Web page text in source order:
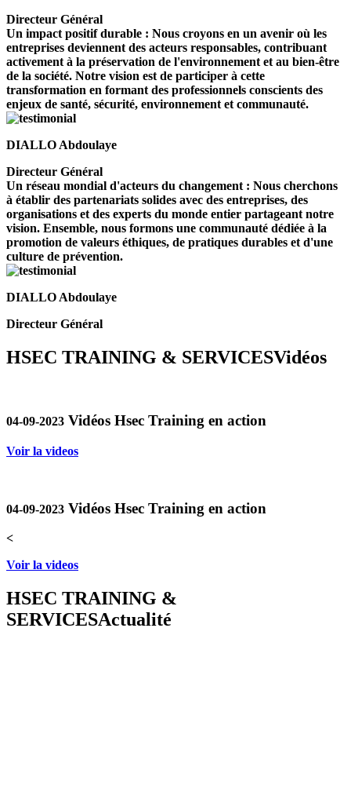
Directeur Général
Un impact positif durable : Nous croyons en un avenir où les
entreprises deviennent des acteurs responsables, contribuant
activement à la préservation de l'environnement et au bien-être
de la société. Notre vision est de participer à cette
transformation en formant des professionnels conscients des
enjeux de santé, sécurité, environnement et communauté.
DIALLO Abdoulaye
Directeur Général
Un réseau mondial d'acteurs du changement : Nous cherchons
à établir des partenariats solides avec des entreprises, des
organisations et des experts du monde entier partageant notre
vision. Ensemble, nous formons une communauté dédiée à la
promotion de valeurs éthiques, de pratiques durables et d'une
culture de prévention.
DIALLO Abdoulaye
Directeur Général
HSEC TRAINING & SERVICESVidéos
04-09-2023 Vidéos Hsec Training en action
Voir la videos
04-09-2023 Vidéos Hsec Training en action
<
Voir la videos
HSEC TRAINING &
SERVICESActualité